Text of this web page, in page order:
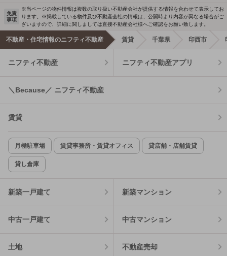
免責
事項
※当ページの物件情報は複数の取り扱い不動産会社が提供する情報を合わせて表示してお
ります。※掲載している物件及び不動産会社の情報は、公開時より内容が異なる場合がご
ざいますので、詳細に関しましては直接不動産会社様へご確認をお願い致します。
不動産・住宅情報のニフティ不動産 賃貸 千葉県 印西市
ニフティ不動産 ニフティ不動産アプリ
＼Because／ ニフティ不動産
賃貸
月極駐車場 賃貸事務所・賃貸オフィス 貸店舗・店舗賃貸
貸し倉庫
新築一戸建て 新築マンション
中古一戸建て 中古マンション
土地 不動産売却